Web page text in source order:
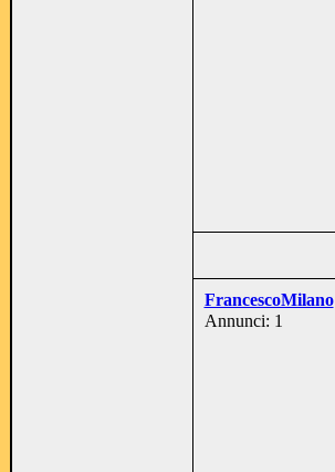
FrancescoMilano
Annunci: 1